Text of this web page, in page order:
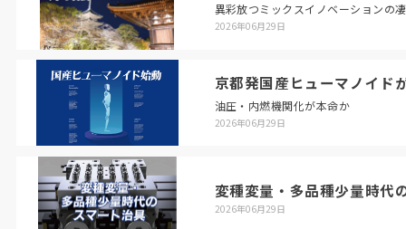
異彩放つミックスイノベーションの
2026年06月29日
京都発国産ヒューマノイド
油圧・内燃機関化が本命か
2026年06月29日
変種変量・多品種少量時代
2026年06月29日